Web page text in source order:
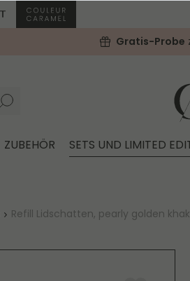
Gratis-Probe
ZUBEHÖR SETS UND LIMITED
Refill Lidschatten, pearly golden